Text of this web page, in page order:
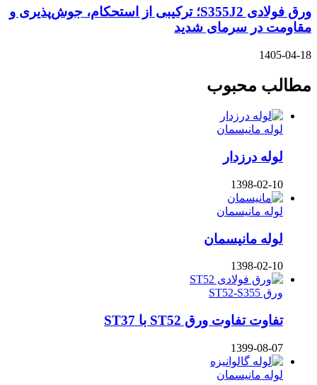
ورق فولادی S355J2؛ ترکیبی از استحکام، جوش‌پذیری و
مقاومت در سرمای شدید
1405-04-18
مطالب محبوب
لوله مانیسمان
لوله درزدار
1398-02-10
لوله مانیسمان
لوله مانیسمان
1398-02-10
ورق ST52-S355
تفاوت تفاوت ورق ST52 با ST37
1399-08-07
لوله مانیسمان